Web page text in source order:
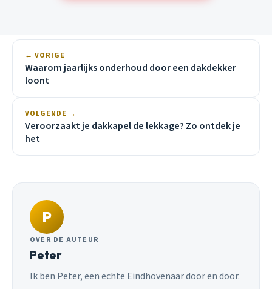
← VORIGE
Waarom jaarlijks onderhoud door een dakdekker
loont
VOLGENDE →
Veroorzaakt je dakkapel de lekkage? Zo ontdek je
het
P
OVER DE AUTEUR
Peter
Ik ben Peter, een echte Eindhovenaar door en door.